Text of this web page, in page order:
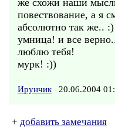
же схожи наши
повествование, а я
абсолютно так же.. :)
умница! и все
люблю тебя!
мурк! :))
Ирунчик 20.06.2004
+ добавить замечания